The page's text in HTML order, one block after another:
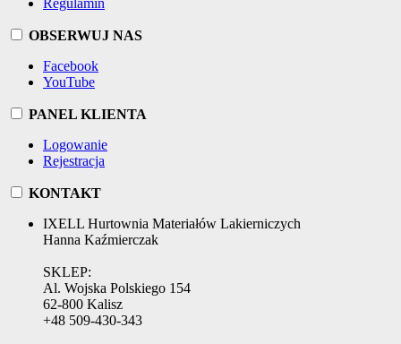
Regulamin
OBSERWUJ NAS
Facebook
YouTube
PANEL KLIENTA
Logowanie
Rejestracja
KONTAKT
IXELL Hurtownia Materiałów Lakierniczych
Hanna Kaźmierczak
SKLEP:
Al. Wojska Polskiego 154
62-800 Kalisz
+48 509-430-343